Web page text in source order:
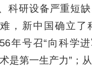
科研设备严重短
，新中国确立了
年号召“向科学
是第一生产力”；